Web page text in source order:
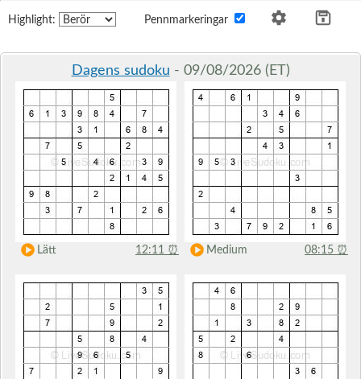
Highlight: Pennmarkeringar
Dagens sudoku - 09/08/2026 (ET)
Lätt 12:11 ⏰ Medium 08:15 ⏰